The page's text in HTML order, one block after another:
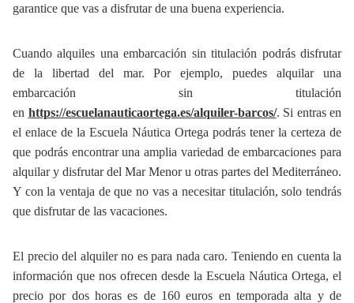
garantice que vas a disfrutar de una buena experiencia.
Cuando alquiles una embarcación sin titulación podrás disfrutar
de la libertad del mar. Por ejemplo, puedes alquilar una
embarcación sin titulación
en https://escuelanauticaortega.es/alquiler-barcos/. Si entras en
el enlace de la Escuela Náutica Ortega podrás tener la certeza de
que podrás encontrar una amplia variedad de embarcaciones para
alquilar y disfrutar del Mar Menor u otras partes del Mediterráneo.
Y con la ventaja de que no vas a necesitar titulación, solo tendrás
que disfrutar de las vacaciones.
El precio del alquiler no es para nada caro. Teniendo en cuenta la
información que nos ofrecen desde la Escuela Náutica Ortega, el
precio por dos horas es de 160 euros en temporada alta y de